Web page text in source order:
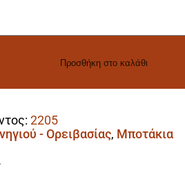
Προσθήκη στο καλάθι
2205
- Ορειβασίας, Μποτάκια